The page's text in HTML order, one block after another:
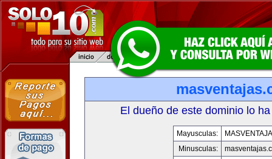
El dueño de este dominio lo
Mayusculas:
Minusculas: